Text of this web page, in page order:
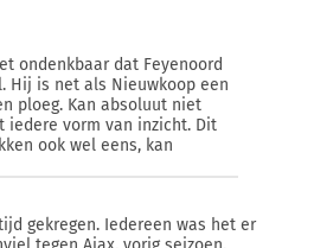
ondenkbaar dat Feyenoord
Hij is net als Nieuwkoop een
ploeg. Kan absoluut niet
iedere vorm van inzicht. Dit
ook wel eens, kan
gekregen. Iedereen was het er